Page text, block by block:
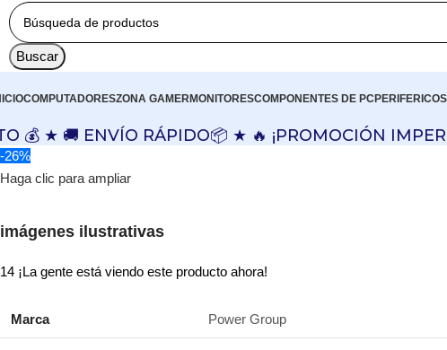
Buscar
COMPUTADORESZONA GAMERMONITORESCOMPONENTES DE PC
★ 🚚 ENVÍO RÁPIDO📦 ★ 🔥 ¡PROMOCIÓN
-26%
Haga clic para ampliar
imágenes ilustrativas
14 ¡La gente está viendo este producto ahora!
Marca Power Group